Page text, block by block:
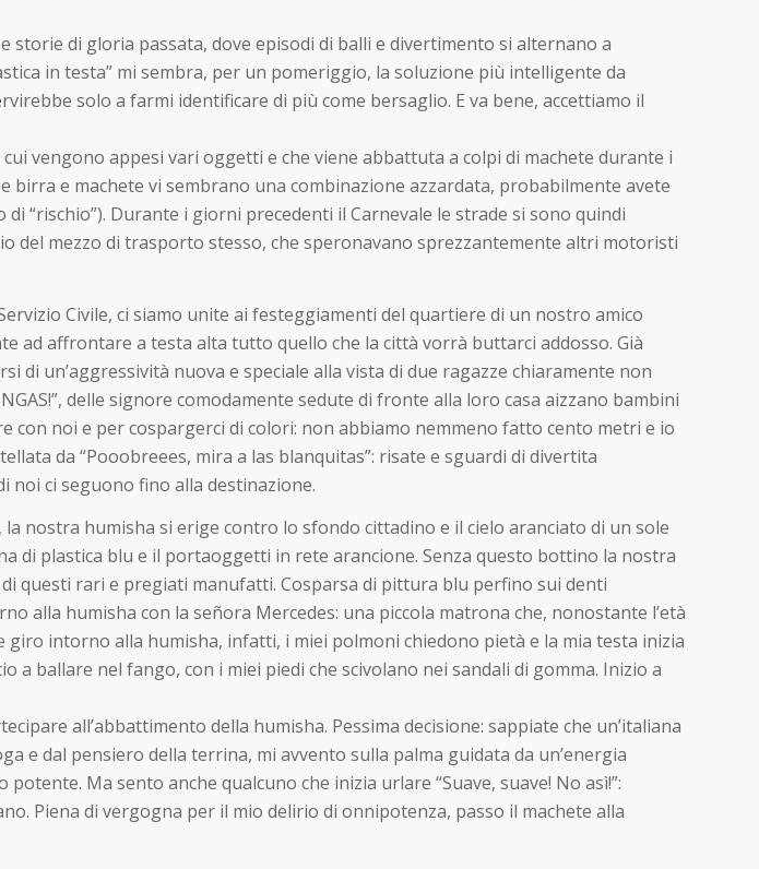
di gloria passata, dove episodi di balli e divertimento si alternano a
in testa” mi sembra, per un pomeriggio, la soluzione più intelligente da
solo a farmi identificare di più come bersaglio. E va bene, accettiamo il
vengono appesi vari oggetti e che viene abbattuta a colpi di machete durante i
e machete vi sembrano una combinazione azzardata, probabilmente avete
“rischio”). Durante i giorni precedenti il Carnevale le strade si sono quindi
mezzo di trasporto stesso, che speronavano sprezzantemente altri motoristi
Civile, ci siamo unite ai festeggiamenti del quartiere di un nostro amico
ad affrontare a testa alta tutto quello che la città vorrà buttarci addosso. Già
di un’aggressività nuova e speciale alla vista di due ragazze chiaramente non
delle signore comodamente sedute di fronte alla loro casa aizzano bambini
con noi e per cospargerci di colori: non abbiamo nemmeno fatto cento metri e io
da “Pooobreees, mira a las blanquitas”: risate e sguardi di divertita
noi ci seguono fino alla destinazione.
nostra humisha si erige contro lo sfondo cittadino e il cielo aranciato di un sole
di plastica blu e il portaoggetti in rete arancione. Senza questo bottino la nostra
questi rari e pregiati manufatti. Cosparsa di pittura blu perfino sui denti
alla humisha con la señora Mercedes: una piccola matrona che, nonostante l’età
intorno alla humisha, infatti, i miei polmoni chiedono pietà e la mia testa inizia
ballare nel fango, con i miei piedi che scivolano nei sandali di gomma. Inizio a
all’abbattimento della humisha. Pessima decisione: sappiate che un’italiana
e dal pensiero della terrina, mi avvento sulla palma guidata da un’energia
Ma sento anche qualcuno che inizia urlare “Suave, suave! No asì!”:
Piena di vergogna per il mio delirio di onnipotenza, passo il machete alla